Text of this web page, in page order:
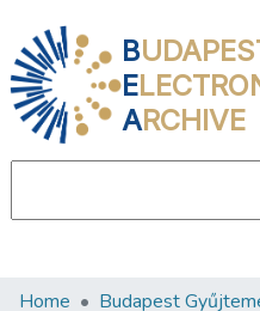
B
E
ARCHIVE
Communities &
Home Budapest